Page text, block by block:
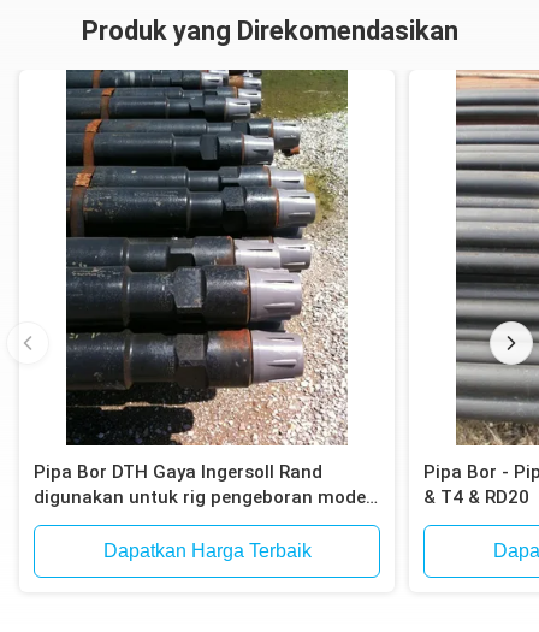
Produk yang Direkomendasikan
Pipa Bor DTH Gaya Ingersoll Rand
digunakan untuk rig pengeboran model
Atlas Copco T4W, T685
Dapatkan Harga Terbaik
Pipa Bor -
& T4 & RD20